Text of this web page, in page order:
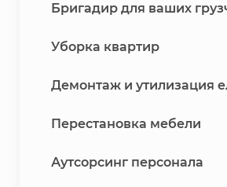
Бригадир для ваших
Уборка квартир
Демонтаж и утилизация
Перестановка мебели
Аутсорсинг персонала